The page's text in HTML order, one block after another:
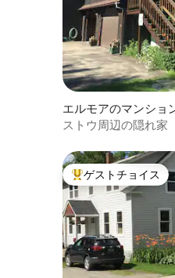
エルモアのマンショ
ート
ストウ周辺の隠れ家
大好評のゲストチョ
ゲストチョイス